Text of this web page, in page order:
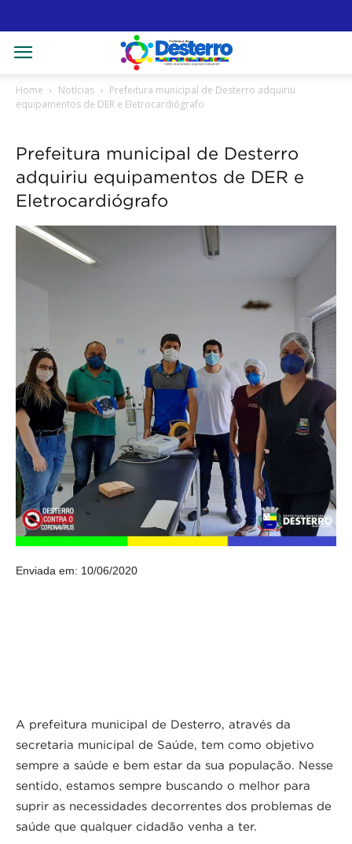
Home Notícias
Prefeitura municipal de Desterro adquiriu
equipamentos de DER e Eletrocardiógrafo
Prefeitura municipal de Desterro
adquiriu equipamentos de DER e
Eletrocardiógrafo
Enviada em: 10/06/2020
A prefeitura municipal de Desterro, através da
secretaria municipal de Saúde, tem como objetivo
sempre a saúde e bem estar da sua população. Nesse
sentido, estamos sempre buscando o melhor para
suprir as necessidades decorrentes dos problemas de
saúde que qualquer cidadão venha a ter.